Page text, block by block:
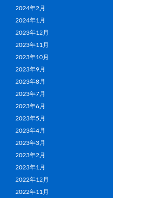
2024年2月
2024年1月
2023年12月
2023年11月
2023年10月
2023年9月
2023年8月
2023年7月
2023年6月
2023年5月
2023年4月
2023年3月
2023年2月
2023年1月
2022年12月
2022年11月